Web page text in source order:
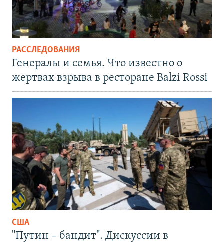
РАССЛЕДОВАНИЯ
Генералы и семья. Что известно о
жертвах взрыва в ресторане Balzi Rossi
США
"Путин – бандит". Дискуссии в